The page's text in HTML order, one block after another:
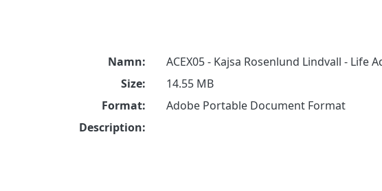
Namn:
ACEX05 - Kajsa Rosenlund Lindvall - Life
Size:
14.55 MB
Format:
Adobe Portable Document Format
Description: